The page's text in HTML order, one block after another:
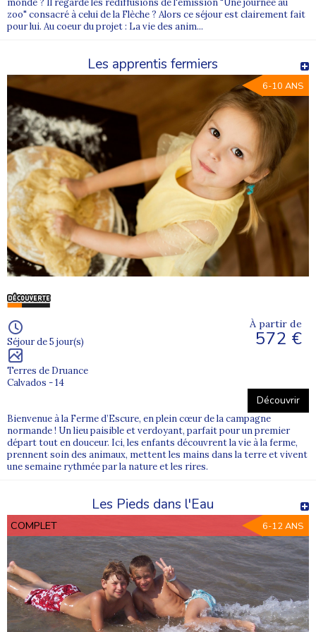
zoo" consacré à celui de la Flèche ? Alors ce séjour est clairement fait
pour lui. Au coeur du projet : La vie des anim...
Les apprentis fermiers
6-10 ANS
Séjour de 5 jour(s)
Terres de Druance
Calvados - 14
À partir de
572 €
Découvrir
Bienvenue à la Ferme d’Escure, en plein cœur de la campagne
normande ! Un lieu paisible et verdoyant, parfait pour un premier
départ tout en douceur. Ici, les enfants découvrent la vie à la ferme,
prennent soin des animaux, mettent les mains dans la terre et vivent
une semaine rythmée par la nature et les rires.
Les Pieds dans l'Eau
COMPLET 6-12 ANS